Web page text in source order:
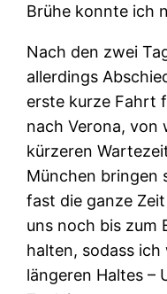
Brühe konnte ich
Nach den zwei
allerdings
erste kurze Fahrt
nach Verona, von
kürzeren
München bringen
fast die ganze
uns noch bis zum
halten, sodass
längeren Haltes –